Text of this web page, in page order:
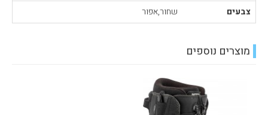
צבעים
שחור,אפור
מוצרים נוספים